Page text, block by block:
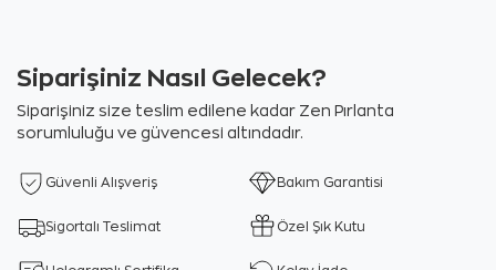
Siparişiniz Nasıl Gelecek?
Siparişiniz size teslim edilene kadar Zen Pırlanta
sorumluluğu ve güvencesi altındadır.
Güvenli Alışveriş Bakım Garantisi
Sigortalı Teslimat Özel Şık Kutu